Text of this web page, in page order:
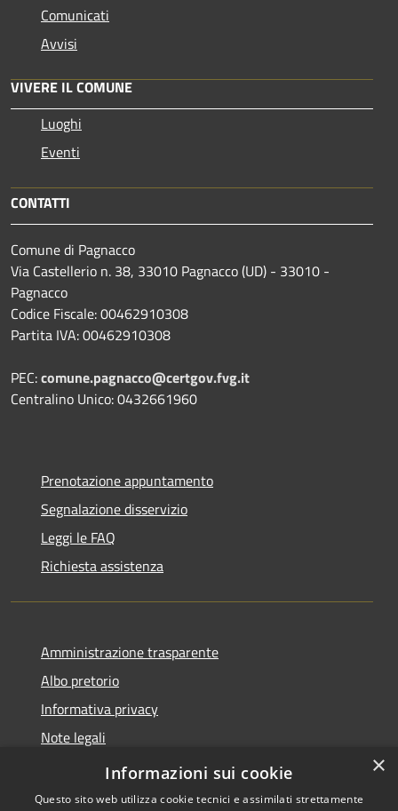
Comunicati
Avvisi
VIVERE IL COMUNE
Luoghi
Eventi
CONTATTI
Comune di Pagnacco
Via Castellerio n. 38, 33010 Pagnacco (UD) - 33010 -
Pagnacco
Codice Fiscale: 00462910308
Partita IVA: 00462910308
PEC:comune.pagnacco@certgov.fvg.it
Centralino Unico: 0432661960
Prenotazione appuntamento
Segnalazione disservizio
Leggi le FAQ
Richiesta assistenza
Amministrazione trasparente
Albo pretorio
Informativa privacy
Note legali
Dichiarazione di accessibilità
×
Informazioni sui cookie
Questo sito web utilizza cookie tecnici e assimilati strettamente